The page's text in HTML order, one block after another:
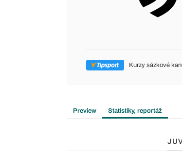
Kurzy sázkové
Preview Statistiky, reportáž